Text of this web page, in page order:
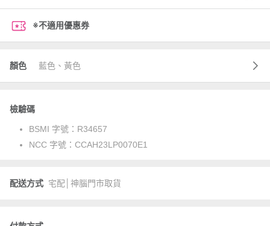
※不適用優惠券
顏色 藍色、黃色
檢驗碼
BSMI 字號： R34657
NCC 字號： CCAH23LP0070E1
配送方式 宅配│神腦門市取貨